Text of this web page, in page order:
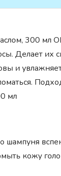
300 мл
Делает
и
мл
шампуня
кожу